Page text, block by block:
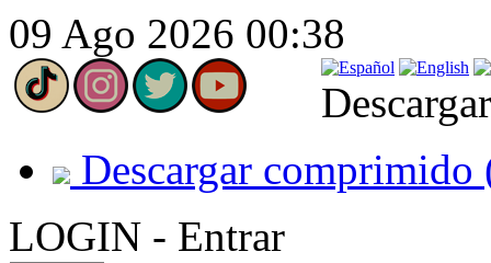
09 Ago 2026 00:38
Descargar comprimido
LOGIN - Entrar